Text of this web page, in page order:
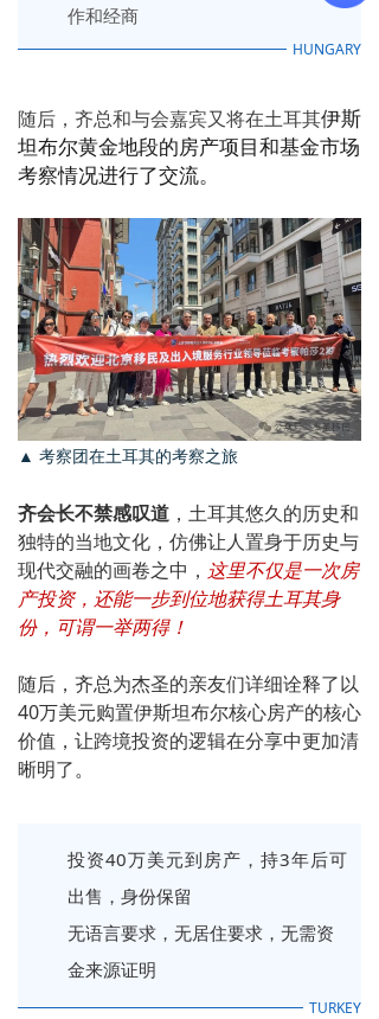
作和经商
HUNGARY
随后，齐总和与会嘉宾又将在土耳其伊斯
坦布尔黄金地段的房产项目和基金市场
考察情况进行了交流。
▲ 考察团在土耳其的考察之旅
齐会长不禁感叹道 ， 土耳其悠久的历史和
独特的当地文化， 仿佛让人置身于历史与
现代交融的画卷之中， 这里不仅是一次房
产投资，还能一步到位地获得土耳其身
份，可谓一举两得！
随后，齐总为杰圣的亲友们详细诠释了以
40万美元购置伊斯坦布尔核心房产的核心
价值，让跨境投资的逻辑在分享中更加清
晰明了。
投资40万美元到房产，持3年后可
出售，身份保留
无语言要求，无居住要求，无需资
金来源证明
TURKEY